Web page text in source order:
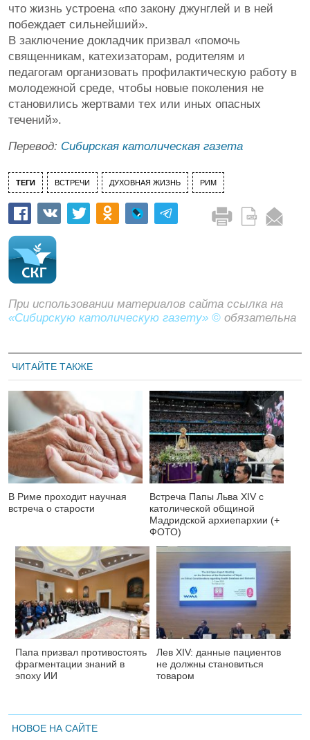
что жизнь устроена «по закону джунглей и в ней
побеждает сильнейший».
В заключение докладчик призвал «помочь
священникам, катехизаторам, родителям и
педагогам организовать профилактическую работу в
молодежной среде, чтобы новые поколения не
становились жертвами тех или иных опасных
течений».
Перевод: Сибирская католическая газета
ТЕГИ ВСТРЕЧИ ДУХОВНАЯ ЖИЗНЬ РИМ
При использовании материалов сайта ссылка на
«Сибирскую католическую газету» © обязательна
ЧИТАЙТЕ ТАКЖЕ
В Риме проходит научная
встреча о старости
Встреча Папы Льва XIV с
католической общиной
Мадридской архиепархии (+
ФОТО)
Папа призвал противостоять
фрагментации знаний в
эпоху ИИ
Лев XIV: данные пациентов
не должны становиться
товаром
НОВОЕ НА САЙТЕ